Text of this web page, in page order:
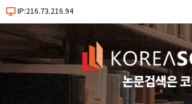
IP:216.73.216.94